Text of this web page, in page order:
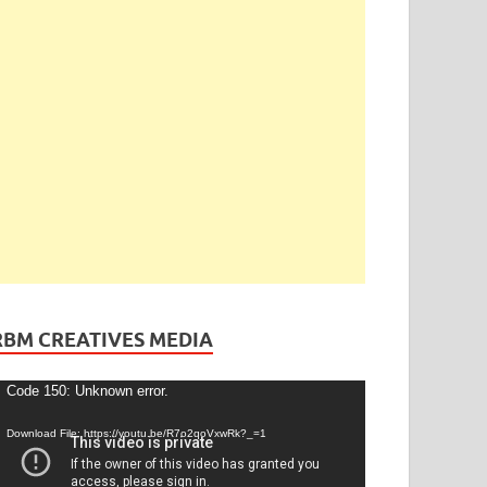
CREATIVES MEDIA
Code 150: Unknown error.
Download File: https://youtu.be/R7o2qoVxwRk?_=1